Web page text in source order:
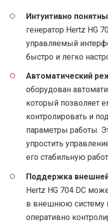
Интуитивно
генератор Hertz HG
управляемый
быстро и легко
Автоматический
оборудован
который позволяет
контролировать и
параметры работы.
упростить
его стабильную
Поддержка
Hertz HG 704 DC
в внешнюю систему
оперативно